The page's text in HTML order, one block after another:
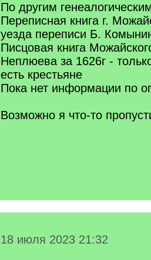
По другим
Переписная книга г.
уезда переписи Б.
Писцовая книга
Неплюева за 1626г -
есть крестьяне
Пока нет информации по
Возможно я что-то
18 июля 2023 21:32